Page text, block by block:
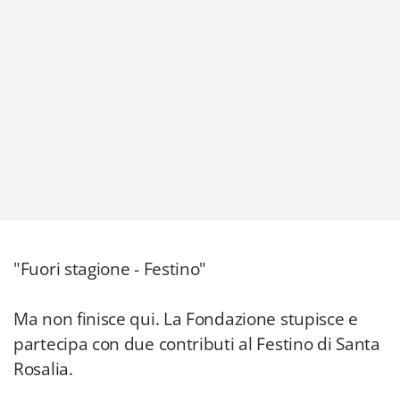
"Fuori stagione - Festino"
Ma non finisce qui. La Fondazione stupisce e
partecipa con due contributi al Festino di Santa
Rosalia.